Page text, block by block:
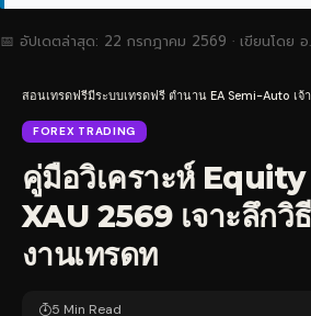
📅 อัปเดตล่าสุด: 22 กรกฎาคม 2569 · เขียนโดย
สอนเทรดฟรีมีระบบเทรดฟรี ตำนาน EA Semi-Auto เจ้
FOREX TRADING
คู่มือวิเคราะห์
XAU 2569 เจาะลึกวิ
งานเทรดท
5 Min Read